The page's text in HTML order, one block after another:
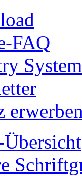
FAQ
erwerben